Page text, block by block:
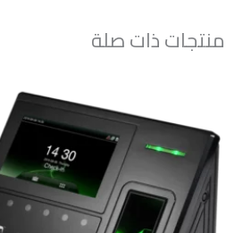
منتجات ذات صلة